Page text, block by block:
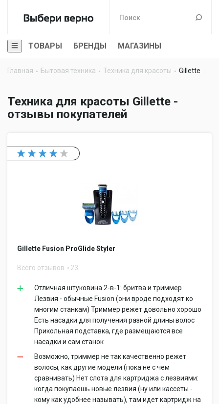
ТОВАРЫ БРЕНДЫ МАГАЗИНЫ
Главная Бытовая техника Техника для красоты Gillette
Техника для красоты Gillette -
отзывы покупателей
Gillette Fusion ProGlide Styler
Всего отзывов 23
Отличная штуковина 2-в-1: бритва и триммер
Лезвия - обычные Fusion (они вроде подходят ко
многим станкам) Триммер режет довольно хорошо
Есть насадки для получения разной длины волос
Прикольная подставка, где размещаются все
насадки и сам станок
Возможно, триммер не так качественно режет
волосы, как другие модели (пока не с чем
сравнивать) Нет слота для картриджа с лезвиями:
когда покупаешь новые лезвия (ну или кассеты -
кому как удобнее называть), там идет картридж на